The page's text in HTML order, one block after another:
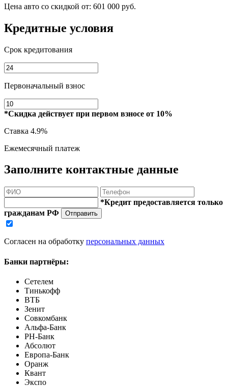
Цена авто со скидкой от: 601 000 руб.
Кредитные условия
Срок кредитования
Первоначальный взнос
*Скидка действует при первом взносе от 10%
Ставка 4.9%
Ежемесячный платеж
Заполните контактные данные
*Кредит предоставляется только
гражданам РФ
Отправить
Согласен на обработку персональных данных
Банки партнёры:
Сетелем
Тинькофф
ВТБ
Зенит
Совкомбанк
Альфа-Банк
РН-Банк
Абсолют
Европа-Банк
Оранж
Квант
Экспо